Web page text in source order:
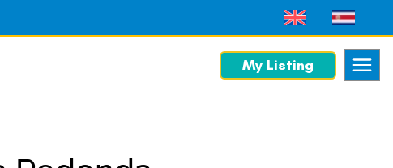
My Listing